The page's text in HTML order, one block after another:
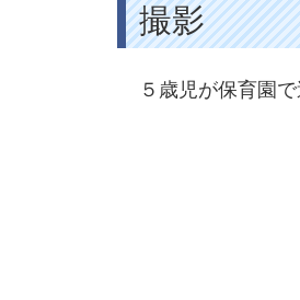
撮影
５歳児が保育園